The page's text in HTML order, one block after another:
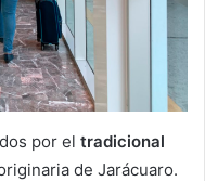
por el tradicional
de Jarácuaro.